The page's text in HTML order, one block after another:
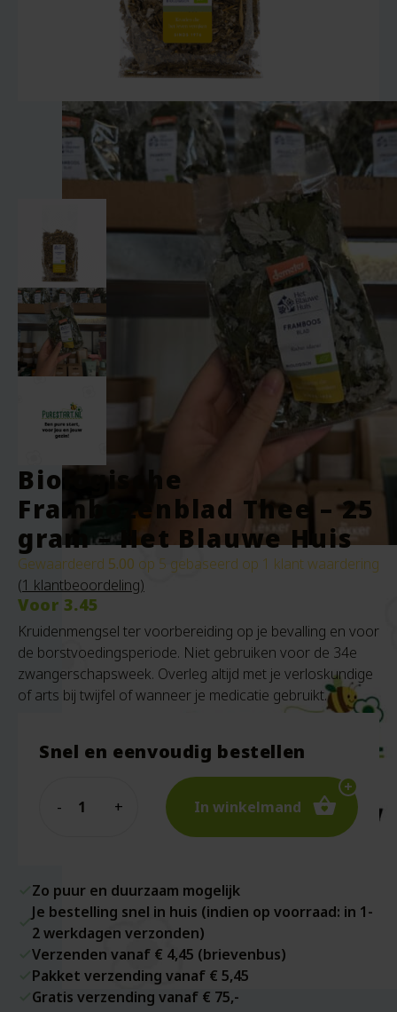
Biologische
Frambozenblad Thee – 25
gram – Het Blauwe Huis
Gewaardeerd 5.00 op 5 gebaseerd op 1 klant waardering
(1 klantbeoordeling)
Voor 3.45
Kruidenmengsel ter voorbereiding op je bevalling en voor
de borstvoedingsperiode. Niet gebruiken voor de 34e
zwangerschapsweek. Overleg altijd met je verloskundige
of arts bij twijfel of wanneer je medicatie gebruikt.
Snel en eenvoudig bestellen
In winkelmand
Zo puur en duurzaam mogelijk
Je bestelling snel in huis (indien op voorraad: in 1-
2 werkdagen verzonden)
Verzenden vanaf € 4,45 (brievenbus)
Pakket verzending vanaf € 5,45
Gratis verzending vanaf € 75,-